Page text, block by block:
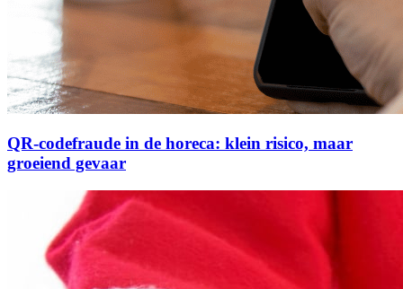
QR-codefraude in de horeca: klein risico, maar
groeiend gevaar